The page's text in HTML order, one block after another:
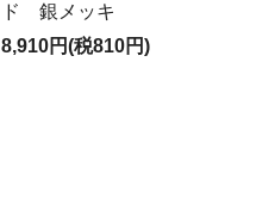
ド 銀メッキ
8,910円(税810円)